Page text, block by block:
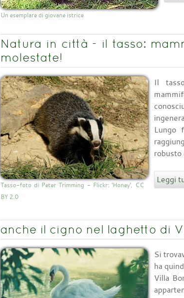
Un esemplare di giovane istrice
Natura in città - il tasso:
molestate!
Tasso-foto di Peter Trimming - Flickr: 'Honey', CC
BY 2.0
Il
Lungo
robusto
Leggi
anche il cigno nel laghetto di
Si
ha
Villa